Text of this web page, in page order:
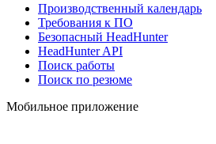
Производственный календарь
Требования к ПО
Безопасный HeadHunter
HeadHunter API
Поиск работы
Поиск по резюме
Мобильное приложение